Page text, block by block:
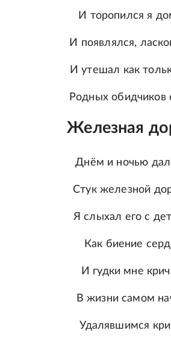
И торопился я
И появлялся,
И утешал как
Родных обидчиков
Железная
Днём и ночью
Стук железной
Я слыхал его с
Как биение
И гудки мне
В жизни самом
Удалявшимся